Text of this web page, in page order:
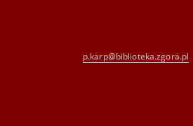
p.karp@biblioteka.zgora.pl